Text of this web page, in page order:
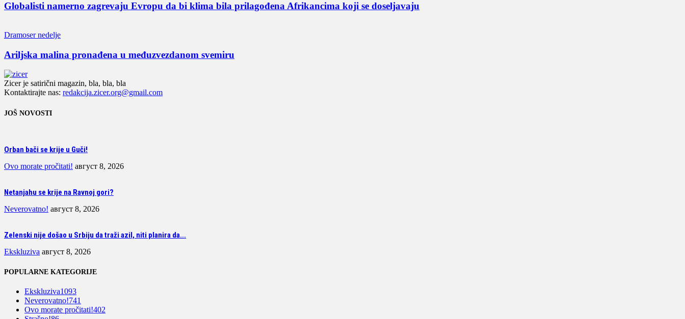
Globalisti namerno zagrevaju Evropu da bi klima bila prilagođena Afrikancima koji se doseljavaju
Dramoser nedelje
Ariljska malina pronađena u međuzvezdanom svemiru
Zicer je satirični magazin, bla, bla, bla
Kontaktirajte nas: redakcija.zicer.org@gmail.com
JOŠ NOVOSTI
Orban bači se krije u Guči!
Ovo morate pročitati! август 8, 2026
Netanjahu se krije na Ravnoj gori?
Neverovatno! август 8, 2026
Zelenski nije došao u Srbiju da traži azil, niti planira da...
Ekskluziva август 8, 2026
POPULARNE KATEGORIJE
Ekskluziva1093
Neverovatno!741
Ovo morate pročitati!402